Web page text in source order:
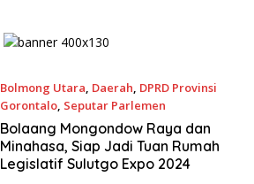
Bolmong Utara, Daerah, DPRD Provinsi
Gorontalo, Seputar Parlemen
18 Juni 2023
Bolaang Mongondow Raya dan
Minahasa, Siap Jadi Tuan Rumah
Legislatif Sulutgo Expo 2024